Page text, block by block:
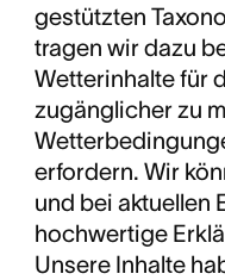
gestützten
tragen wir dazu
Wetterinhalte für
zugänglicher zu
erfordern. Wir
und bei aktuellen
hochwertige
Unsere Inhalte